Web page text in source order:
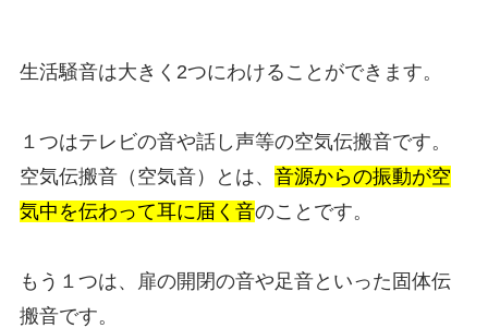
生活騒音は大きく2つにわけることができます。
１つはテレビの音や話し声等の空気伝搬音です。
空気伝搬音（空気音）とは、 音源からの振動が空
気中を伝わって耳に届く音のことです。
もう１つは、扉の開閉の音や足音といった固体伝
搬音です。